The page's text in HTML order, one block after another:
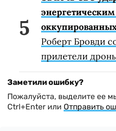
Роберт Бровди
прилетели
Заметили ошибку?
Пожалуйста, выделите ее
Ctrl+Enter или Отправить